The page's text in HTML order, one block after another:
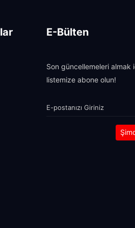
E-Bülten
Son güncellemeleri almak
listemize abone olun!